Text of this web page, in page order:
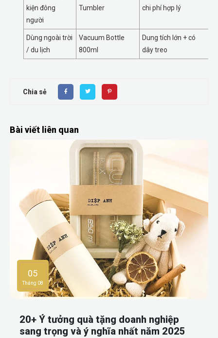
kiện đông
người
Tumbler
chi phí hợp lý
Dùng ngoài trời
/ du lịch
Vacuum Bottle
800ml
Dung tích lớn + có
dây treo
Chia sẻ
Bài viết liên quan
05
Tháng 08
20+ Ý tưởng quà tặng doanh nghiệp
sang trọng và ý nghĩa nhất năm 2025